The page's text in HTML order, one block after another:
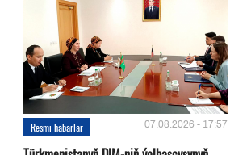
Resmi habarlar 07.08.2026 - 17:57